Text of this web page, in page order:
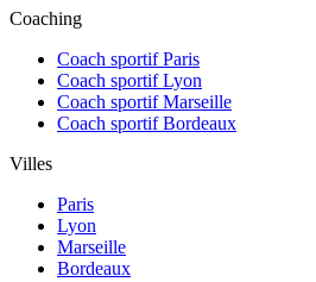
Coaching
Coach sportif Paris
Coach sportif Lyon
Coach sportif Marseille
Coach sportif Bordeaux
Villes
Paris
Lyon
Marseille
Bordeaux